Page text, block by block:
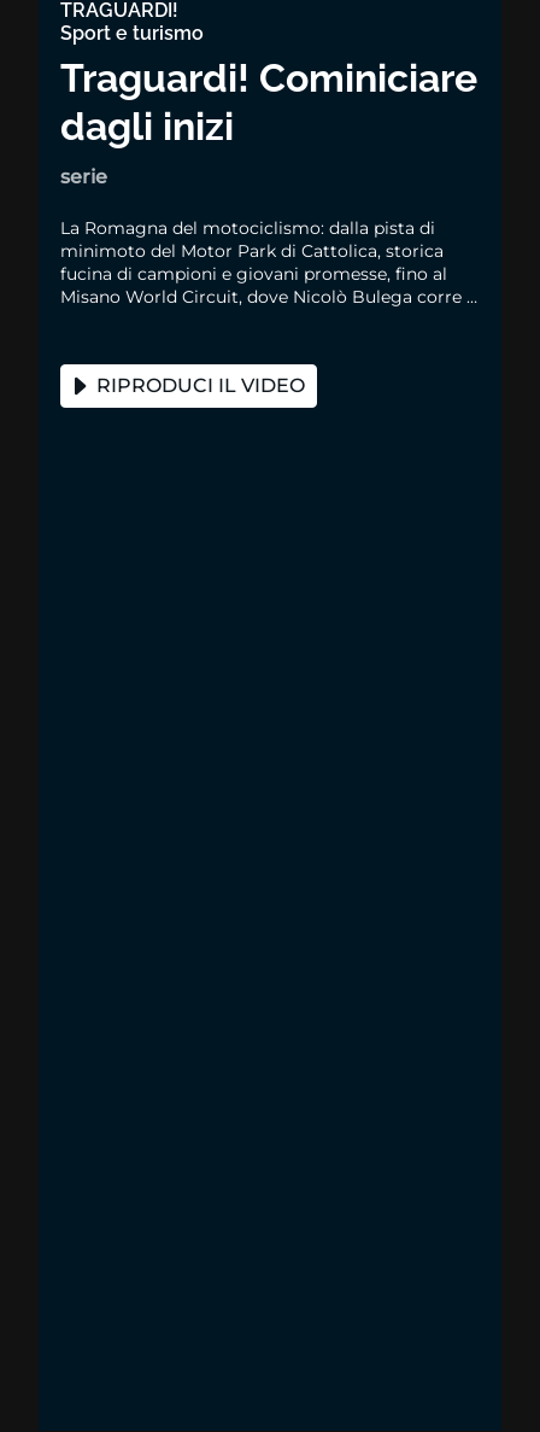
TRAGUARDI!
Sport e turismo
Traguardi! Cominiciare
dagli inizi
serie
La Romagna del motociclismo: dalla pista di
minimoto del Motor Park di Cattolica, storica
fucina di campioni e giovani promesse, fino al
Misano World Circuit, dove Nicolò Bulega corre e
RIPRODUCI IL VIDEO